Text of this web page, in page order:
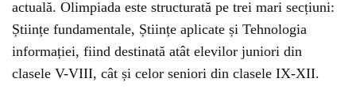
actuală. Olimpiada este structurată pe trei mari secțiuni:
Științe fundamentale, Științe aplicate și Tehnologia
informației, fiind destinată atât elevilor juniori din
clasele V-VIII, cât și celor seniori din clasele IX-XII.